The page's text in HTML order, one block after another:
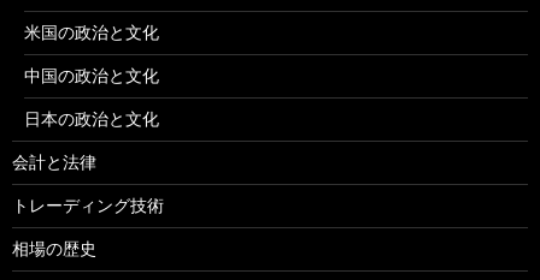
米国の政治と文化
中国の政治と文化
日本の政治と文化
会計と法律
トレーディング技術
相場の歴史